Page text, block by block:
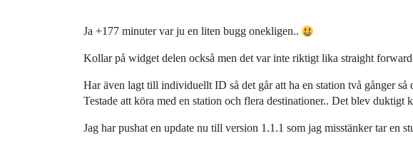
Ja +177 minuter var ju en liten bugg onekligen..
Kollar på widget delen också men det var inte riktigt lika straight
Har även lagt till individuellt ID så det går att ha en station två gånger så
Testade att köra med en station och flera destinationer.. Det blev duktigt
Jag har pushat en update nu till version 1.1.1 som jag misstänker tar en